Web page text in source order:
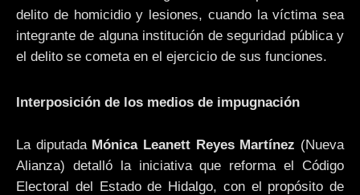
delito de homicidio y lesiones, cuando la víctima sea
integrante de alguna institución de seguridad pública y
el delito se cometa en el ejercicio de sus funciones.
Interposición de los medios de impugnación
La diputada Mónica Leanett Reyes Martínez (Nueva
Alianza) detalló la iniciativa que reforma el Código
Electoral del Estado de Hidalgo, con el propósito de